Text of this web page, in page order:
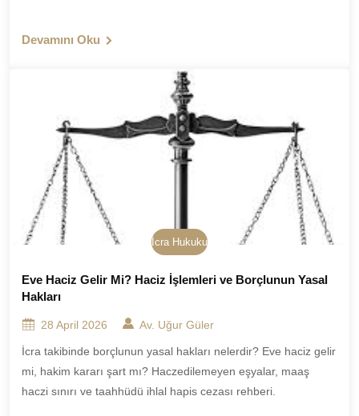
Devamını Oku
İcra Hukuku
Eve Haciz Gelir Mi? Haciz İşlemleri ve Borçlunun Yasal
Hakları
28 April 2026 Av. Uğur Güler
İcra takibinde borçlunun yasal hakları nelerdir? Eve haciz gelir
mi, hakim kararı şart mı? Haczedilemeyen eşyalar, maaş
haczi sınırı ve taahhüdü ihlal hapis cezası rehberi.